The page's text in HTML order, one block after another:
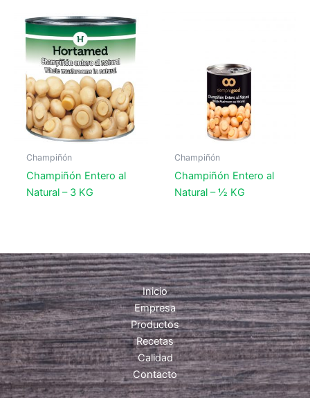
Champiñón
Champiñón Entero al
Natural – 3 KG
Champiñón
Champiñón Entero al
Natural – ½ KG
Inicio
Empresa
Productos
Recetas
Calidad
Contacto